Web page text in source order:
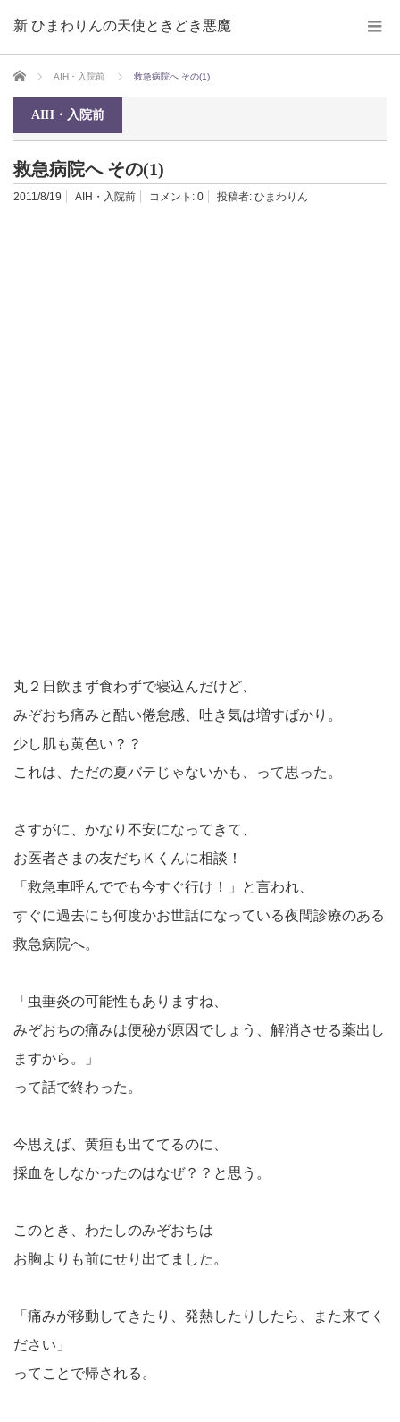
新 ひまわりんの天使ときどき悪魔
ホーム AIH・入院前 救急病院へ その(1)
AIH・入院前
救急病院へ その(1)
2011/8/19 AIH・入院前 コメント: 0 投稿者: ひまわりん
丸２日飲まず食わずで寝込んだけど、
みぞおち痛みと酷い倦怠感、吐き気は増すばかり。
少し肌も黄色い？？
これは、ただの夏バテじゃないかも、って思った。
さすがに、かなり不安になってきて、
お医者さまの友だちＫくんに相談！
「救急車呼んででも今すぐ行け！」と言われ、
すぐに過去にも何度かお世話になっている夜間診療のある
救急病院へ。
「虫垂炎の可能性もありますね、
みぞおちの痛みは便秘が原因でしょう、解消させる薬出し
ますから。」
って話で終わった。
今思えば、黄疸も出ててるのに、
採血をしなかったのはなぜ？？と思う。
このとき、わたしのみぞおちは
お胸よりも前にせり出てました。
「痛みが移動してきたり、発熱したりしたら、また来てく
ださい」
ってことで帰される。